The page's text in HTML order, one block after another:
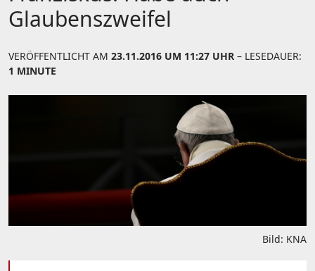
Glaubenszweifel
VERÖFFENTLICHT AM 23.11.2016 UM 11:27 UHR – LESEDAUER:
1 MINUTE
Bild: KNA